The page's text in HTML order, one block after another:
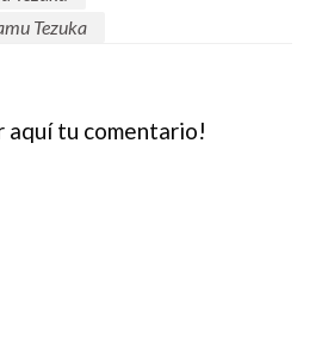
Tezuka
aquí tu comentario!